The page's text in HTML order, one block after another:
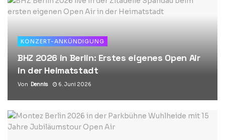
KONZERT-ANKÜNDIGUNG
BHZ 2026 in Berlin: Erstes eigenes Open Air
in der Heimatstadt
Von Dennis 6. Juni 2026